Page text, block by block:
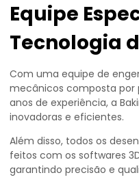
Equipe
Tecnologia
Com uma equipe de
mecânicos composta por
anos de experiência, a
inovadoras e eficientes.
Além disso, todos os
feitos com os softwares
garantindo precisão e